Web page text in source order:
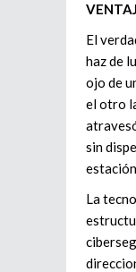
El
haz de
ojo de
el otro
sin
La